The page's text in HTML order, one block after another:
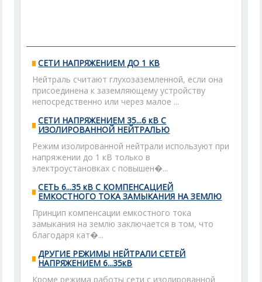
СЕТИ НАПРЯЖЕНИЕМ ДО 1 KB
Нейтраль считают глухозаземленной, если она
присоединена к заземляющему устройству
непосредственно или через малое ...
СЕТИ НАПРЯЖЕНИЕМ 35...6 кВ С
ИЗОЛИРОВАННОЙ НЕЙТРАЛЬЮ
Режим изолированной нейтрали используют при
напряжении до 1 кВ только в
электроустановках с повышен�...
СЕТЬ 6...35 кВ С КОМПЕНСАЦИЕЙ
ЕМКОСТНОГО ТОКА ЗАМЫКАНИЯ НА ЗЕМЛЮ
Принцип компенсации емкостного тока
замыкания на землю заключается в том, что
благодаря кат�...
ДРУГИЕ РЕЖИМЫ НЕЙТРАЛИ СЕТЕЙ
НАПРЯЖЕНИЕМ 6...35кВ
Кроме режима работы сети с изолированной